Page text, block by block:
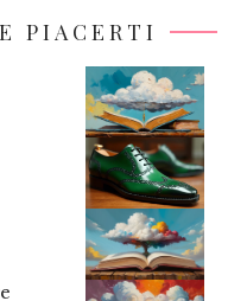
PIACERTI